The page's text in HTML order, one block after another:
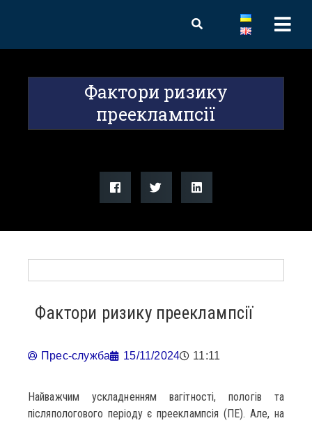
Фактори ризику
прееклампсії
Фактори ризику прееклампсії
Прес-служба 15/11/2024 11:11
Найважчим ускладненням вагітності, пологів та
післяпологового періоду є прееклампсія (ПЕ). Але, на